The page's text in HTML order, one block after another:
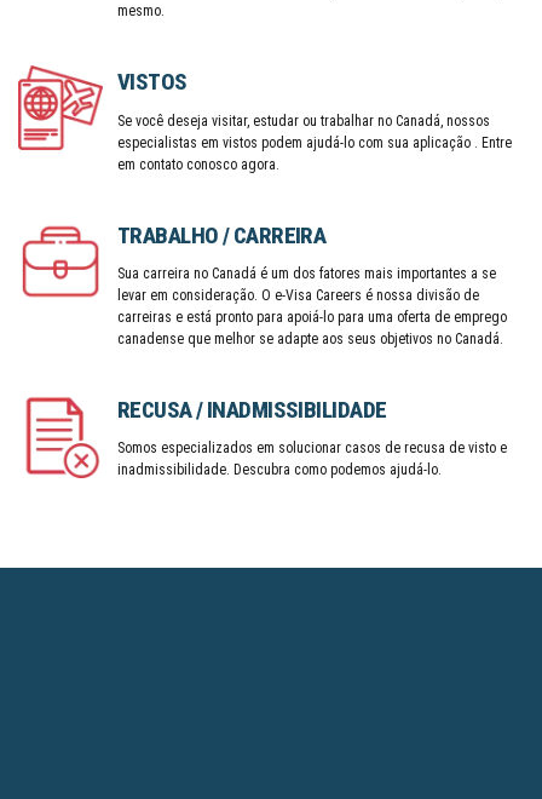
mesmo.
VISTOS
Se você deseja visitar, estudar ou trabalhar no Canadá, nossos
especialistas em vistos podem ajudá-lo com sua aplicação . Entre
em contato conosco agora.
TRABALHO / CARREIRA
Sua carreira no Canadá é um dos fatores mais importantes a se
levar em consideração. O e-Visa Careers é nossa divisão de
carreiras e está pronto para apoiá-lo para uma oferta de emprego
canadense que melhor se adapte aos seus objetivos no Canadá.
RECUSA / INADMISSIBILIDADE
Somos especializados em solucionar casos de recusa de visto e
inadmissibilidade. Descubra como podemos ajudá-lo.